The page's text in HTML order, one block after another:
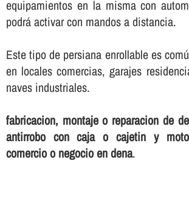
equipamientos en la misma con
podrá activar con mandos a distancia.
Este tipo de persiana enrollable es
en locales comercias, garajes
naves industriales.
fabricacion, montaje o reparacion de
antirrobo con caja o cajetin y
comercio o negocio en dena.